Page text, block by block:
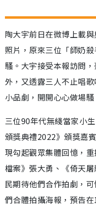
陶大宇前日在微博上載
照片，原來三位「師奶
騷。大宇接受本報訪問
外，又透露三人不止唱
小品劇，開開心心做場騷
三位90年代無綫當家小
頒獎典禮2022》頒獎嘉
現勾起觀眾集體回憶，
檔案》張大勇、《倚天
民期待他們合作拍劇，
們合體拍攝海報，預告